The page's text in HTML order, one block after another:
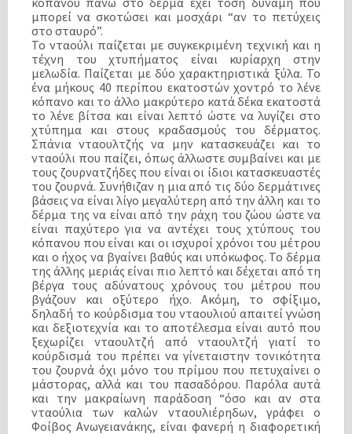
μπορεί να σκοτώσει και μοσχάρι “αν το πετύχεις
στο σταυρό”.
Το νταούλι παίζεται με συγκεκριμένη τεχνική και η
τέχνη του χτυπήματος είναι κυρίαρχη στην
μελωδία. Παίζεται με δύο χαρακτηριστικά ξύλα. Το
ένα μήκους 40 περίπου εκατοστών χοντρό το λένε
κόπανο και το άλλο μακρύτερο κατά δέκα εκατοστά
το λένε βίτσα και είναι λεπτό ώστε να λυγίζει στο
χτύπημα και στους κραδασμούς του δέρματος.
Σπάνια νταουλτζής να μην κατασκευάζει και το
νταούλι που παίζει, όπως άλλωστε συμβαίνει και με
τους ζουρνατζήδες που είναι οι ίδιοι κατασκευαστές
του ζουρνά. Συνήθιζαν η μια από τις δύο δερμάτινες
βάσεις να είναι λίγο μεγαλύτερη από την άλλη και το
δέρμα της να είναι από την ράχη του ζώου ώστε να
είναι παχύτερο για να αντέχει τους χτύπους του
κόπανου που είναι και οι ισχυροί χρόνοι του μέτρου
και ο ήχος να βγαίνει βαθύς και υπόκωφος. Το δέρμα
της άλλης μεριάς είναι πιο λεπτό και δέχεται από τη
βέργα τους αδύνατους χρόνους του μέτρου που
βγάζουν και οξύτερο ήχο. Ακόμη, το σφίξιμο,
δηλαδή το κούρδισμα του νταουλιού απαιτεί γνώση
και δεξιοτεχνία και το αποτέλεσμα είναι αυτό που
ξεχωρίζει νταουλτζή από νταουλτζή γιατί το
κούρδισμά του πρέπει να γίνεταιστην τονικότητα
του ζουρνά όχι μόνο του πρίμου που πετυχαίνει ο
μάστορας, αλλά και του πασαδόρου. Παρόλα αυτά
και την μακραίωνη παράδοση “όσο και αν στα
νταούλια των καλών νταουλιέρηδων, γράφει ο
Φοίβος Ανωγειανάκης, είναι φανερή η διαφορετική